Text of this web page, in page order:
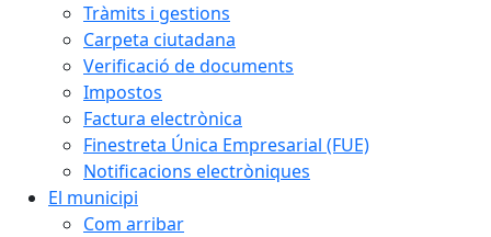
Tràmits i gestions
Carpeta ciutadana
Verificació de documents
Impostos
Factura electrònica
Finestreta Única Empresarial (FUE)
Notificacions electròniques
El municipi
Com arribar